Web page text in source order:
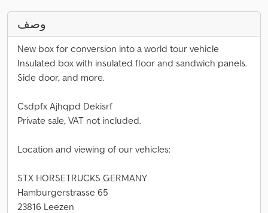
وصف
New box for conversion into a world tour vehicle
Insulated box with insulated floor and sandwich panels.
Side door, and more.
Csdpfx Ajhqpd Dekisrf
Private sale, VAT not included.
Location and viewing of our vehicles:
STX HORSETRUCKS GERMANY
Hamburgerstrasse 65
23816 Leezen